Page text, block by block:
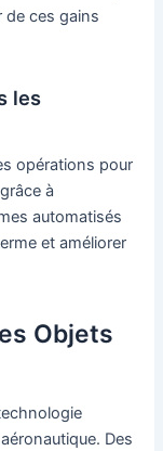
de ces gains
les
opérations pour
à
automatisés
et améliorer
Objets
Des